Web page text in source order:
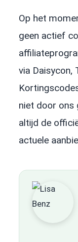
Op het
geen actief
via Daisycon,
niet door ons
altijd de
actuele